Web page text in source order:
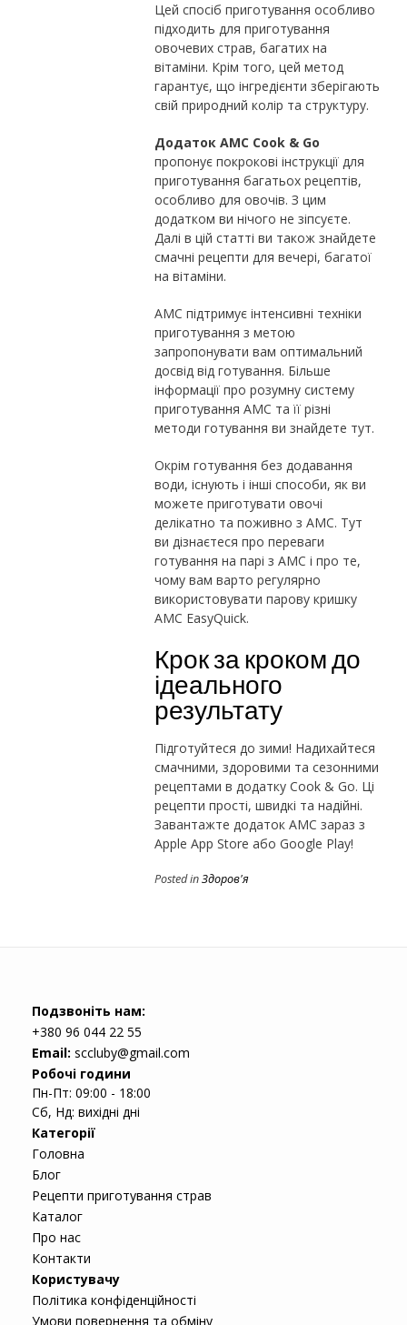
Цей спосіб приготування особливо
підходить для приготування
овочевих страв, багатих на
вітаміни. Крім того, цей метод
гарантує, що інгредієнти зберігають
свій природний колір та структуру.
Додаток AMC Cook & Go
пропонує покрокові інструкції для
приготування багатьох рецептів,
особливо для овочів. З цим
додатком ви нічого не зіпсуєте.
Далі в цій статті ви також знайдете
смачні рецепти для вечері, багатої
на вітаміни.
AMC підтримує інтенсивні техніки
приготування з метою
запропонувати вам оптимальний
досвід від готування. Більше
інформації про розумну систему
приготування AMC та її різні
методи готування ви знайдете тут.
Окрім готування без додавання
води, існують і інші способи, як ви
можете приготувати овочі
делікатно та поживно з AMC. Тут
ви дізнаєтеся про переваги
готування на парі з AMC і про те,
чому вам варто регулярно
використовувати парову кришку
AMC EasyQuick.
Крок за кроком до
ідеального
результату
Підготуйтеся до зими! Надихайтеся
смачними, здоровими та сезонними
рецептами в додатку Cook & Go. Ці
рецепти прості, швидкі та надійні.
Завантажте додаток AMC зараз з
Apple App Store або Google Play!
Posted inЗдоров'я
Подзвоніть нам:
+380 96 044 22 55
Email: sccluby@gmail.com
Робочі години
Пн-Пт: 09:00 - 18:00
Сб, Нд: вихідні дні
Категорії
Головна
Блог
Рецепти приготування страв
Каталог
Про нас
Контакти
Користувачу
Політика конфіденційності
Умови повернення та обміну